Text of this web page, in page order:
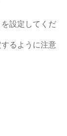
設定してくだ
るように注意